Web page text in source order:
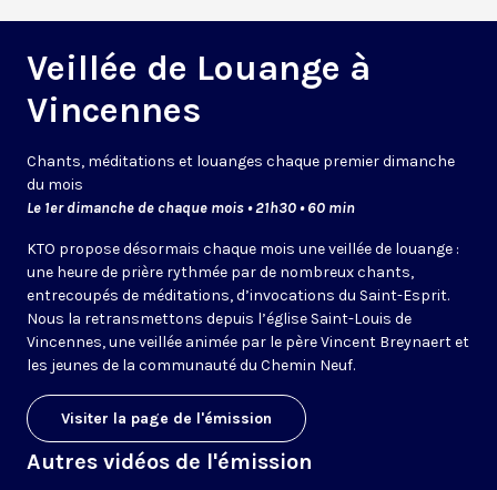
Veillée de Louange à
Vincennes
Chants, méditations et louanges chaque premier dimanche
du mois
Le 1er dimanche de chaque mois • 21h30 • 60 min
KTO propose désormais chaque mois une veillée de louange :
une heure de prière rythmée par de nombreux chants,
entrecoupés de méditations, d’invocations du Saint-Esprit.
Nous la retransmettons depuis l’église Saint-Louis de
Vincennes, une veillée animée par le père Vincent Breynaert et
les jeunes de la communauté du Chemin Neuf.
Visiter la page de l'émission
Autres vidéos de l'émission